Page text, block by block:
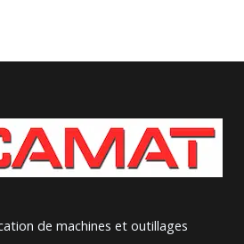
de machines et outillages